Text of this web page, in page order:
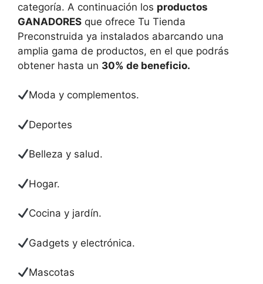
categoría. A continuación los productos
GANADORES que ofrece Tu Tienda
Preconstruida ya instalados abarcando una
amplia gama de productos, en el que podrás
obtener hasta un 30% de beneficio.
Moda y complementos.
Deportes
Belleza y salud.
Hogar.
Cocina y jardín.
Gadgets y electrónica.
Mascotas